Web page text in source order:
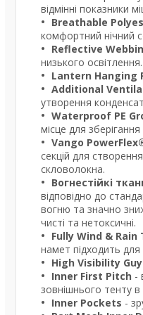
відмінні показники
Breathable
комфортний нічний
Reflective
низького освітлення.
Lantern Hanging
Additional
утворення
Waterproof PE
місце для
Vango
секцій для
скловолокна.
Вогнестійкі
відповідно до
вогню та значно
чисті та нетоксичні.
Fully Wind & Rain
намет підходить
High Visibility
Inner First Pitch -
зовнішнього тенту в
Inner Pockets -